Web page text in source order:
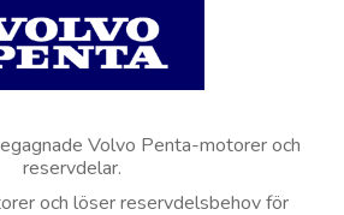
Volvo Penta-motorer och
reservdelar.
och löser reservdelsbehov för